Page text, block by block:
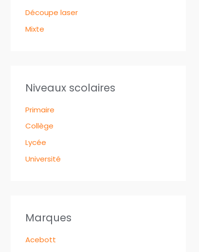
Découpe laser
Mixte
Niveaux scolaires
Primaire
Collège
Lycée
Université
Marques
Acebott